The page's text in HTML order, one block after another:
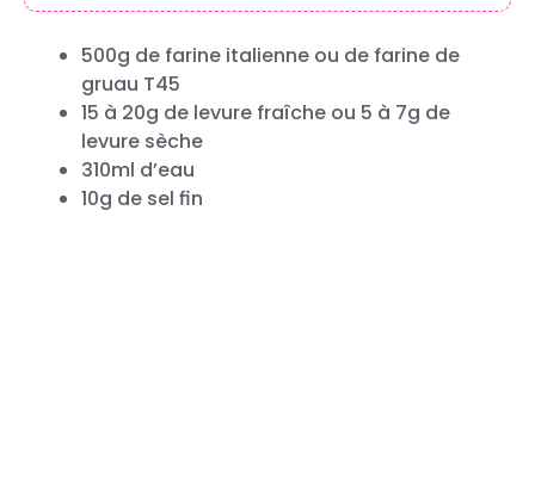
500g de farine italienne ou de farine de
gruau T45
15 à 20g de levure fraîche ou 5 à 7g de
levure sèche
310ml d’eau
10g de sel fin